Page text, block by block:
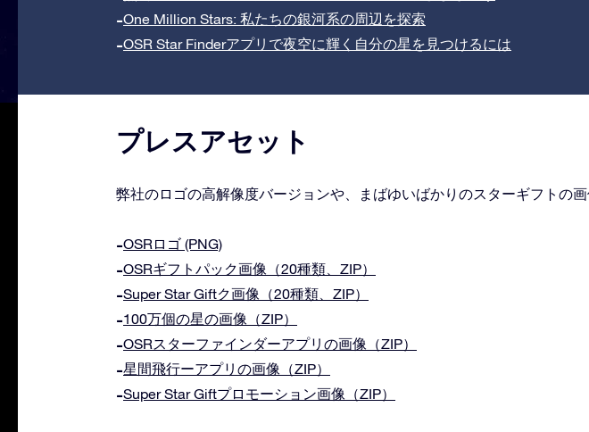
One Million Stars: 私たちの銀河系の周辺を探索
OSR Star Finderアプリで夜空に輝く自分の星を見つけるには
プレスアセット
弊社のロゴの高解像度バージョンや、まばゆいばかりのスターギフトの
OSRロゴ (PNG)
OSRギフトパック画像（20種類、ZIP）
Super Star Giftク画像（20種類、ZIP）
100万個の星の画像（ZIP）
OSRスターファインダーアプリの画像（ZIP）
星間飛行ーアプリの画像（ZIP）
Super Star Giftプロモーション画像（ZIP）